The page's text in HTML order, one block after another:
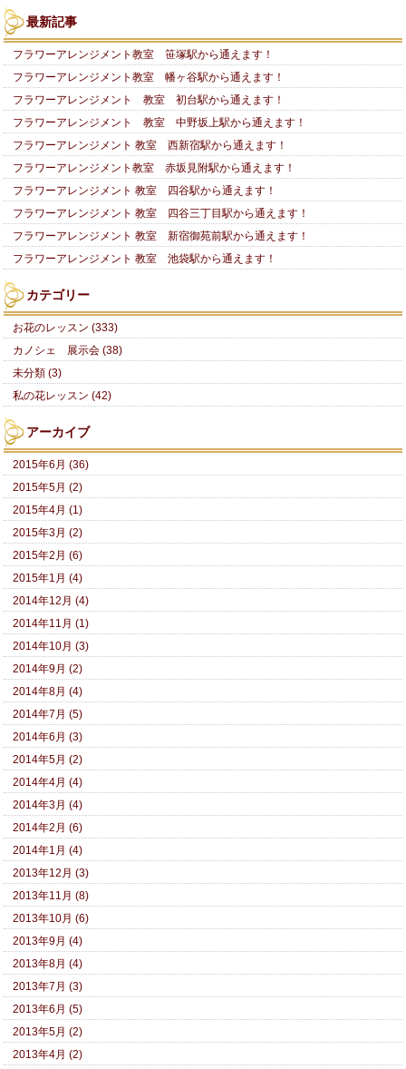
最新記事
フラワーアレンジメント教室 笹塚駅から通えます！
フラワーアレンジメント教室 幡ヶ谷駅から通えます！
フラワーアレンジメント 教室 初台駅から通えます！
フラワーアレンジメント 教室 中野坂上駅から通えます！
フラワーアレンジメント 教室 西新宿駅から通えます！
フラワーアレンジメント教室 赤坂見附駅から通えます！
フラワーアレンジメント 教室 四谷駅から通えます！
フラワーアレンジメント 教室 四谷三丁目駅から通えます！
フラワーアレンジメント 教室 新宿御苑前駅から通えます！
フラワーアレンジメント 教室 池袋駅から通えます！
カテゴリー
お花のレッスン (333)
カノシェ 展示会 (38)
未分類 (3)
私の花レッスン (42)
アーカイブ
2015年6月 (36)
2015年5月 (2)
2015年4月 (1)
2015年3月 (2)
2015年2月 (6)
2015年1月 (4)
2014年12月 (4)
2014年11月 (1)
2014年10月 (3)
2014年9月 (2)
2014年8月 (4)
2014年7月 (5)
2014年6月 (3)
2014年5月 (2)
2014年4月 (4)
2014年3月 (4)
2014年2月 (6)
2014年1月 (4)
2013年12月 (3)
2013年11月 (8)
2013年10月 (6)
2013年9月 (4)
2013年8月 (4)
2013年7月 (3)
2013年6月 (5)
2013年5月 (2)
2013年4月 (2)